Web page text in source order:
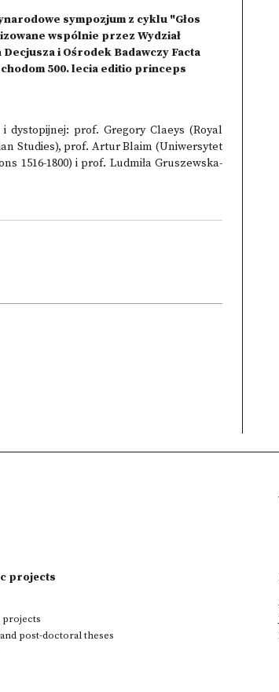
sympozjum z cyklu "Głos
wspólnie przez Wydział
i Ośrodek Badawczy Facta
500. lecia editio princeps
dystopijnej: prof. Gregory Claeys (Royal
Studies), prof. Artur Blaim (Uniwersytet
1516-1800) i prof. Ludmiła Gruszewska-
projects
projects
post-doctoral theses